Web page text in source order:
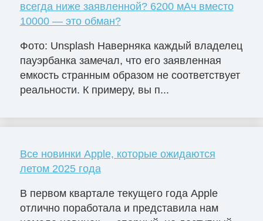
всегда ниже заявленной? 6200 мАч вместо
10000 — это обман?
Фото: Unsplash Наверняка каждый владелец
пауэрбанка замечал, что его заявленная
емкость странным образом не соответствует
реальности. К примеру, вы п...
Все новинки Apple, которые ожидаются
летом 2025 года
В первом квартале текущего года Apple
отлично поработала и представила нам